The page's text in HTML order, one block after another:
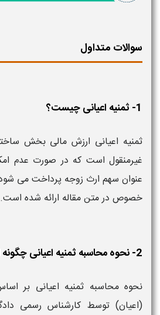
سوالات متداول
1- ثمنیه اعیانی چیست؟
ثمنیه اعیانی ارزش مالی بخش
غیرمنقول است که در صورت عدم
عنوان سهم ارث زوجه پرداخت می‌
خصوص در متن مقاله ارائه شده است.
2- نحوه محاسبه ثمنیه اعیانی چگونه است؟
نحوه محاسبه ثمنیه اعیانی بر
(اعیان) توسط کارشناس رسمی